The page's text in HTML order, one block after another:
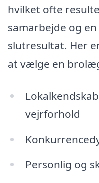
hvilket ofte
samarbejde og
slutresultat. Her
at vælge en
vejrforhold
Personlig og